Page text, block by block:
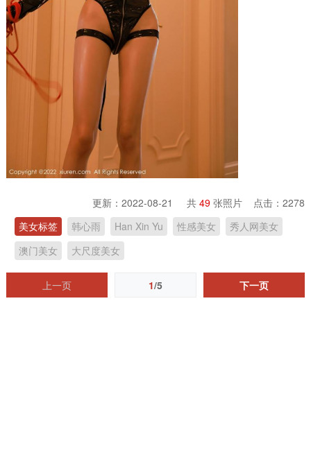
更新：2022-08-21 共49 张照片 点击：2278
美女标签
韩心雨 Han Xin Yu 性感美女
秀人网美女
澳门美女
大尺度美女
上一页 1/5 下一页